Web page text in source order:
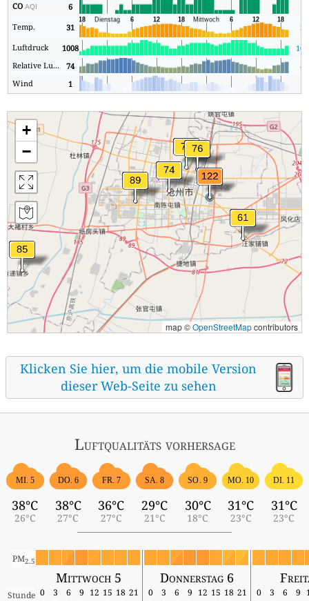
COAQI 6
Temp.
31
28
Luftdruck
1008
Relative Luftfeuchtigkeit
74
47
Wind
1
+
−
map ©OpenStreetMapcontributors
Klicken Sie hier, um die mobile Version
dieser Web-Seite zu sehen
Luftqualitäts vorhersage
MI. 5
38°C
26°C
DO. 6
38°C
27°C
FR. 7
36°C
27°C
SA. 8
29°C
21°C
SO. 9
30°C
18°C
MO. 10
31°C
23°C
DI. 11
31°C
23°C
PM2.5
Mittwoch 5 Donnerstag 6
Stunde 0 3 6 9 12 15 18 21 0 3 6 9 12 15 18 21 0 3 6 9